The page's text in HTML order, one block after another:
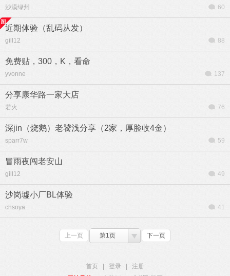
沙漠绿州 60
近期体验（乱码从发）
gill12 88
免费贴，300，K，看命
yvonne 137
分享康华路一家大店
若火 76
深jin（烧鹅）老饕浅分享（2家，厚脸收4金）
sparr7w 59
冒雨夜闯老安山
gill12 49
沙岗墟小厂BL体验
chsoya 41
上一页 第1页 下一页
首页 登录
注册